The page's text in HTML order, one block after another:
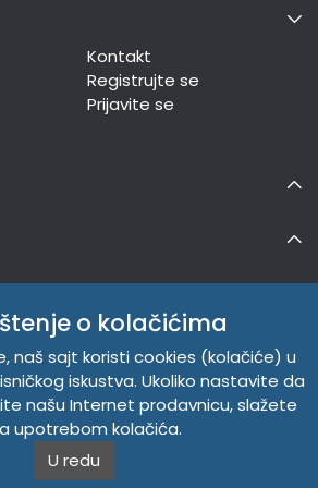
Kontakt
Registrujte se
Prijavite se
o kolačićima
naš sajt koristi cookies (kolačiće) u
iskustva. Ukoliko nastavite da
našu Internet prodavnicu, slažete
upotrebom kolačića.
U redu